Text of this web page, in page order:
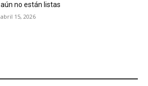
aún no están listas
abril 15, 2026